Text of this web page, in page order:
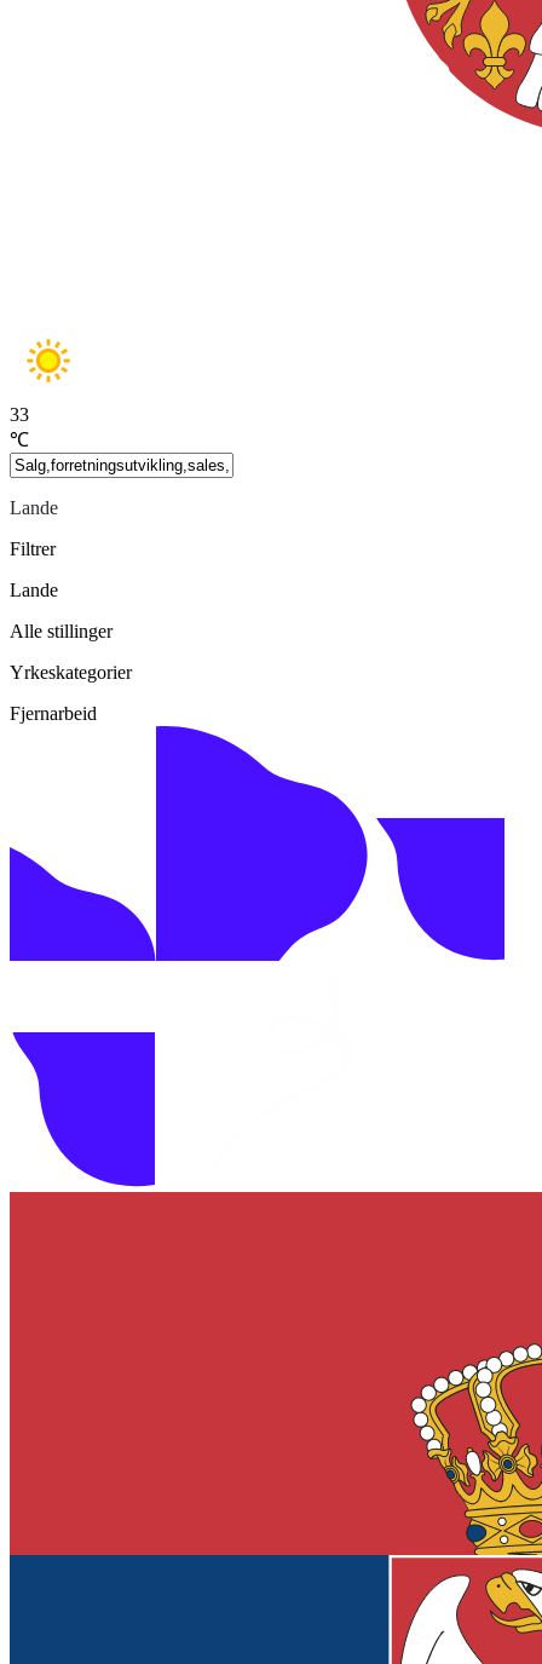
33
℃
Lande
Filtrer
Lande
Alle stillinger
Yrkeskategorier
Fjernarbeid